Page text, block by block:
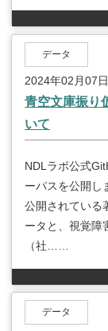
データ
2024年02月07日
青空文庫振り
いて
NDLラボ公式
ーパスを公開し
公開されている
ータと、視覚障
（社……
データ